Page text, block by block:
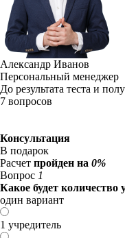
Александр Иванов
Персональный менеджер
До результата теста и
7 вопросов
Консультация
В подарок
Расчет пройден на 0%
Вопрос 1
Какое будет количество
один вариант
1 учредитель